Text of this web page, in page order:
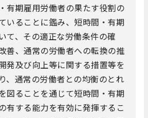
有期雇用労働者の果たす役割の
いることに鑑み、短時間・有期
て、その適正な労働条件の確
善、通常の労働者への転換の推
発及び向上等に関する措置等を
、通常の労働者との均衡のとれ
図ることを通じて短時間・有期
有する能力を有効に発揮するこ